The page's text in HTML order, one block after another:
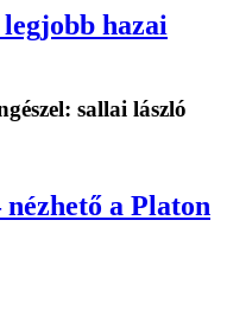
hazai
sallai lászló
a Platon